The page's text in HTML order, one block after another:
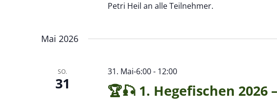
Petri Heil an alle Teilnehmer.
Mai 2026
SO.
31 🏆🎣 1. Hegefischen 2026
31. Mai-6:00- 12:00